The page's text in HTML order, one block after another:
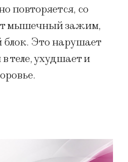
повторяется, со
мышечный зажим,
Это нарушает
теле, ухудшает и